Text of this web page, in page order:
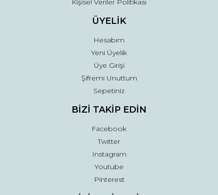
Kişisel Veriler Politikası
ÜYELİK
Hesabım
Yeni Üyelik
Üye Girişi
Şifremi Unuttum
Sepetiniz
BİZİ TAKİP EDİN
Facebook
Twitter
Instagram
Youtube
Pinterest